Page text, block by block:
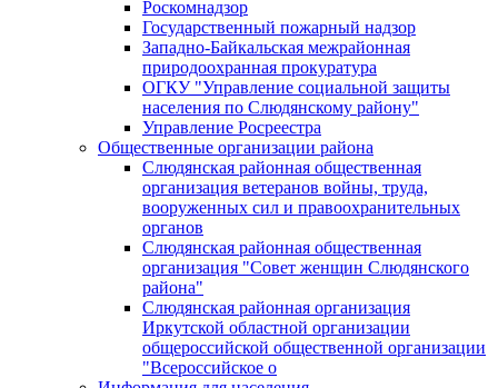
Роскомнадзор
Государственный пожарный надзор
Западно-Байкальская межрайонная
природоохранная прокуратура
ОГКУ "Управление социальной защиты
населения по Слюдянскому району"
Управление Росреестра
Общественные организации района
Слюдянская районная общественная
организация ветеранов войны, труда,
вооруженных сил и правоохранительных
органов
Слюдянская районная общественная
организация "Совет женщин Слюдянского
района"
Слюдянская районная организация
Иркутской областной организации
общероссийской общественной организации
"Всероссийское о